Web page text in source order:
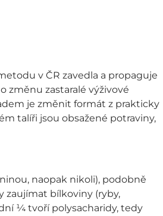
v ČR zavedla a propaguje
změnu zastaralé výživové
je změnit formát z prakticky
talíři jsou obsažené potraviny,
naopak nikoli), podobně
zaujímat bílkoviny (ryby,
¼ tvoří polysacharidy, tedy